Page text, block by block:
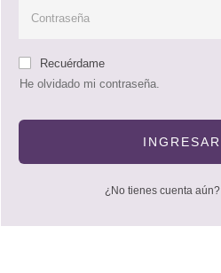
Recuérdame
He olvidado mi contraseña.
INGRESAR
¿No tienes cuenta aún?